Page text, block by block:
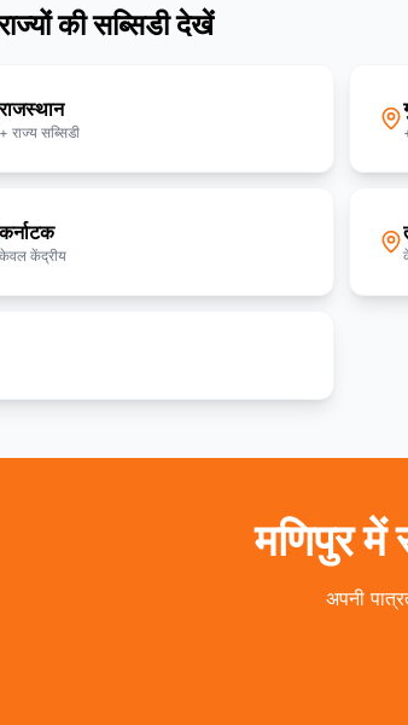
की सब्सिडी देखें
राजस्थान
+ राज्य सब्सिडी
कर्नाटक
केवल केंद्रीय
मणिपुर में
अपनी